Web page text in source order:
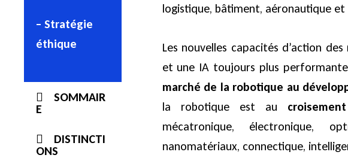
– Stratégie
éthique
SOMMAIR
E
DISTINCTI
ONS
logistique, bâtiment, aéronautique et
Les nouvelles capacités d’action
et une IA toujours plus
marché de la robotique au
la robotique est au
mécatronique, électronique,
nanomatériaux, connectique,